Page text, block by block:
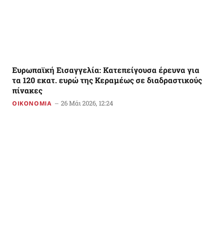
Ευρωπαϊκή Εισαγγελία: Κατεπείγουσα έρευνα για
τα 120 εκατ. ευρώ της Κεραμέως σε διαδραστικούς
πίνακες
ΟΙΚΟΝΟΜΙΑ 26 Μάι 2026, 12:24